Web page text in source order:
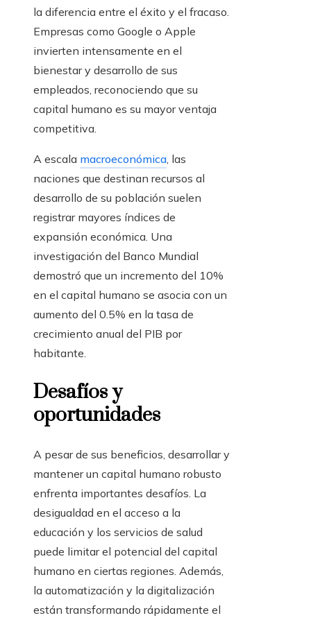
la diferencia entre el éxito y el fracaso.
Empresas como Google o Apple
invierten intensamente en el
bienestar y desarrollo de sus
empleados, reconociendo que su
capital humano es su mayor ventaja
competitiva.
A escala macroeconómica, las
naciones que destinan recursos al
desarrollo de su población suelen
registrar mayores índices de
expansión económica. Una
investigación del Banco Mundial
demostró que un incremento del 10%
en el capital humano se asocia con un
aumento del 0.5% en la tasa de
crecimiento anual del PIB por
habitante.
Desafíos y
oportunidades
A pesar de sus beneficios, desarrollar y
mantener un capital humano robusto
enfrenta importantes desafíos. La
desigualdad en el acceso a la
educación y los servicios de salud
puede limitar el potencial del capital
humano en ciertas regiones. Además,
la automatización y la digitalización
están transformando rápidamente el